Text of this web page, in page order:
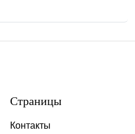
Страницы
Контакты